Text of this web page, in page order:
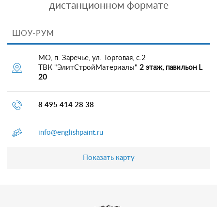
дистанционном формате
ШОУ-РУМ
МО, п. Заречье, ул. Торговая, с.2
ТВК "ЭлитСтройМатериалы" 2 этаж, павильон L
20
8 495 414 28 38
info@englishpaint.ru
Показать карту